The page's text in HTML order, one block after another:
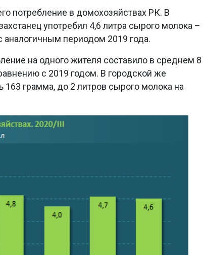
потребление в домохозяйствах РК. В
употребил 4,6 литра сырого молока –
периодом 2019 года.
на одного жителя составило в среднем 8
с 2019 годом. В городской же
грамма, до 2 литров сырого молока на